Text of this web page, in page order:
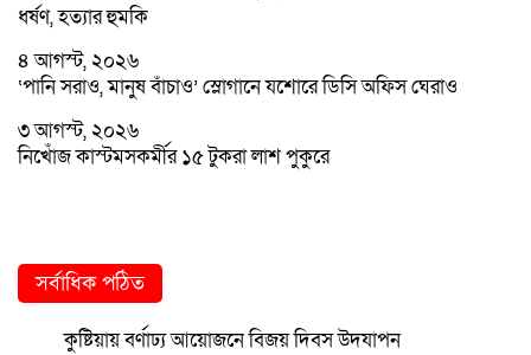
ধর্ষণ, হত্যার হুমকি
৪ আগস্ট, ২০২৬
‘পানি সরাও, মানুষ বাঁচাও’ স্লোগানে যশোরে ডিসি অফিস ঘেরাও
৩ আগস্ট, ২০২৬
নিখোঁজ কাস্টমসকর্মীর ১৫ টুকরা লাশ পুকুরে
সর্বাধিক পঠিত
কুষ্টিয়ায় বর্ণাঢ্য আয়োজনে বিজয় দিবস উদযাপন